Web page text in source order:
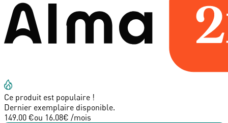
Ce produit est populaire !
Dernier exemplaire disponible.
149.00 €ou 16.08€ /mois